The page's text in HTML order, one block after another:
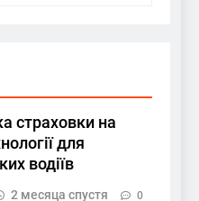
страховки на
для
водіїв
2 месяца спустя 0